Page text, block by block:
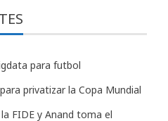
para futbol
privatizar la Copa Mundial
FIDE y Anand toma el